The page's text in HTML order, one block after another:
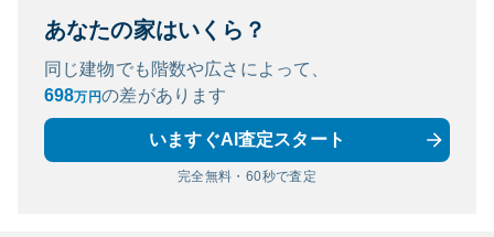
あなたの家はいくら？
同じ建物でも階数や広さによって、
698万円の差があります
いますぐAI査定スタート
完全無料・60秒で査定